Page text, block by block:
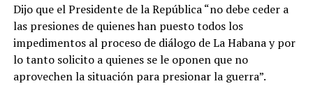
Dijo que el Presidente de la República “no debe ceder a
las presiones de quienes han puesto todos los
impedimentos al proceso de diálogo de La Habana y por
lo tanto solicito a quienes se le oponen que no
aprovechen la situación para presionar la guerra”.